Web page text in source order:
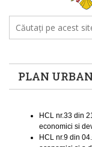
PLAN
HCL nr.33 din
economici si
HCL nr.9 din